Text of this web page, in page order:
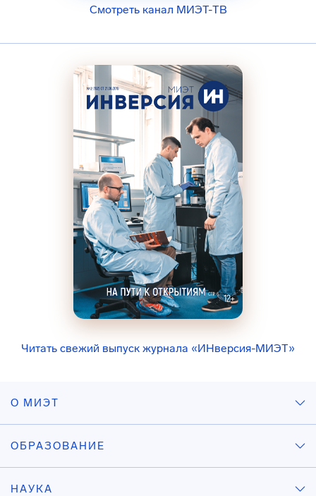
Смотреть канал МИЭТ-ТВ
Читать свежий выпуск журнала «ИНверсия-МИЭТ»
О МИЭТ
ОБРАЗОВАНИЕ
НАУКА